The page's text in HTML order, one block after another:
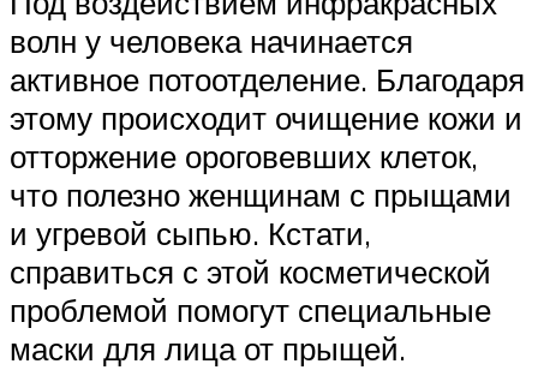
волн у человека начинается
активное потоотделение. Благодаря
этому происходит очищение кожи и
отторжение ороговевших клеток,
что полезно женщинам с прыщами
и угревой сыпью. Кстати,
справиться с этой косметической
проблемой помогут специальные
маски для лица от прыщей.